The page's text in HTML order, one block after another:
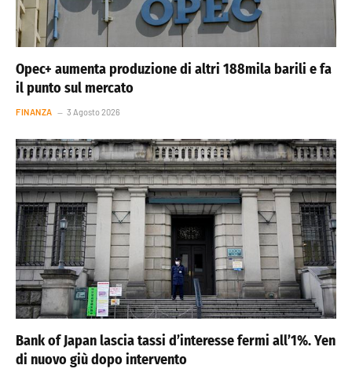
Opec+ aumenta produzione di altri 188mila barili e fa
il punto sul mercato
FINANZA 3 Agosto 2026
Bank of Japan lascia tassi d’interesse fermi all’1%. Yen
di nuovo giù dopo intervento